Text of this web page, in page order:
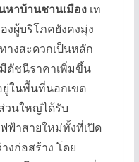
าบ้านชานเมือง เท
ผู้บริโภคยังคงมุ่ง
างสะดวกเป็นหลัก
ดัชนีราคาเพิ่มขึ้น
ในพื้นที่นอกเขต
วนใหญ่ได้รับ
ฟ้าสายใหม่ทั้งที่เปิด
งก่อสร้าง โดย